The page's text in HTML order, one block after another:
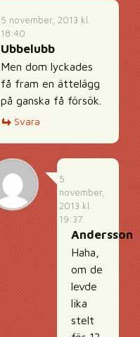
5 november, 2013 kl.
18:40
Ubbelubb
Men dom lyckades
få fram en ättelägg
på ganska få försök.
Svara
5
november,
2013 kl.
19:37
Andersson
Haha,
om de
levde
lika
stelt